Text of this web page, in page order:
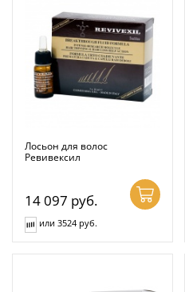
Лосьон для волос
Ревивексил
14 097 руб.
или 3524 руб.